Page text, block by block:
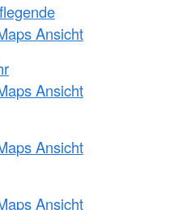
Ansicht
Ansicht
Ansicht
Ansicht